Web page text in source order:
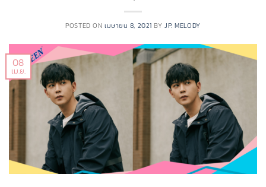
POSTED ON เมษายน 8, 2021 BYJP. MELODY
08
เม.ย.